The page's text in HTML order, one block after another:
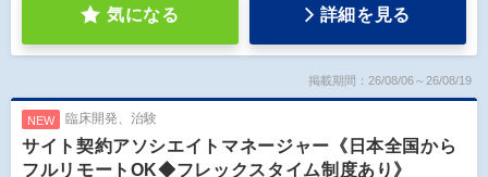
気になる 詳細を見る
掲載期間：26/08/06～26/08/19
NEW 臨床開発、治験
サイト契約アソシエイトマネージャー《日本全国から
フルリモートOK◆フレックスタイム制度あり》